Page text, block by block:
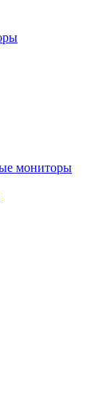
мониторы